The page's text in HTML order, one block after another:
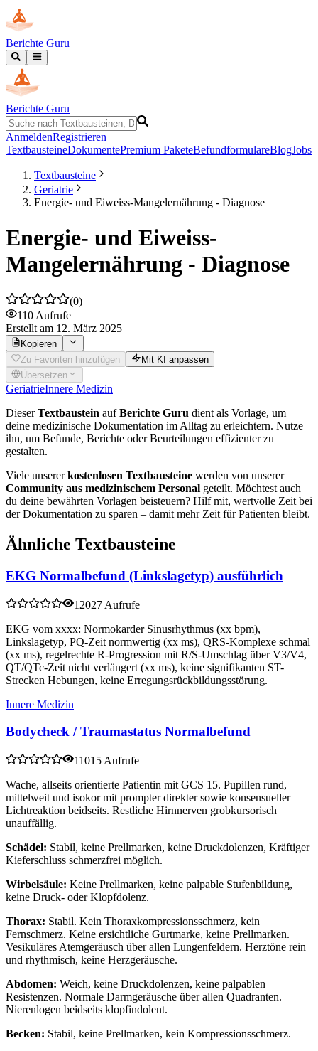
Berichte Guru
Berichte Guru
AnmeldenRegistrieren
TextbausteineDokumentePremium PaketeBefundformulareBlogJobs
Textbausteine
Geriatrie
Energie- und Eiweiss-Mangelernährung - Diagnose
Energie- und Eiweiss-
Mangelernährung - Diagnose
(0)
110 Aufrufe
Erstellt am 12. März 2025
Kopieren
Zu Favoriten hinzufügen
Mit KI anpassen
Übersetzen
GeriatrieInnere Medizin
DieserTextbaustein aufBerichte Guru dient als Vorlage, um
deine medizinische Dokumentation im Alltag zu erleichtern. Nutze
ihn, um Befunde, Berichte oder Beurteilungen effizienter zu
gestalten.
Viele unsererkostenlosen Textbausteine werden von unserer
Community aus medizinischem Personal geteilt. Möchtest auch
du deine bewährten Vorlagen beisteuern? Hilf mit, wertvolle Zeit bei
der Dokumentation zu sparen – damit mehr Zeit für Patienten bleibt.
Ähnliche Textbausteine
EKG Normalbefund (Linkslagetyp) ausführlich
12027 Aufrufe
EKG vom xxxx: Normokarder Sinusrhythmus (xx bpm),
Linkslagetyp, PQ-Zeit normwertig (xx ms), QRS-Komplexe schmal
(xx ms), regelrechte R-Progression mit R/S-Umschlag über V3/V4,
QT/QTc-Zeit nicht verlängert (xx ms), keine signifikanten ST-
Strecken Hebungen, keine Erregungsrückbildungsstörung.
Innere Medizin
Bodycheck / Traumastatus Normalbefund
11015 Aufrufe
Wache, allseits orientierte Patientin mit GCS 15. Pupillen rund,
mittelweit und isokor mit prompter direkter sowie konsensueller
Lichtreaktion beidseits. Restliche Hirnnerven grobkursorisch
unauffällig.
Schädel: Stabil, keine Prellmarken, keine Druckdolenzen, Kräftiger
Kieferschluss schmerzfrei möglich.
Wirbelsäule: Keine Prellmarken, keine palpable Stufenbildung,
keine Druck- oder Klopfdolenz.
Thorax: Stabil. Kein Thoraxkompressionsschmerz, kein
Fernschmerz. Keine ersichtliche Gurtmarke, keine Prellmarken.
Vesikuläres Atemgeräusch über allen Lungenfeldern. Herztöne rein
und rhythmisch, keine Herzgeräusche.
Abdomen: Weich, keine Druckdolenzen, keine palpablen
Resistenzen. Normale Darmgeräusche über allen Quadranten.
Nierenlogen beidseits klopfindolent.
Becken: Stabil, keine Prellmarken, kein Kompressionsschmerz.